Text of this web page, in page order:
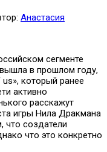
Анастасия
сегменте
в прошлом году,
который ранее
активно
расскажут
игры Нила Дракмана
что создатели
что это конкретно